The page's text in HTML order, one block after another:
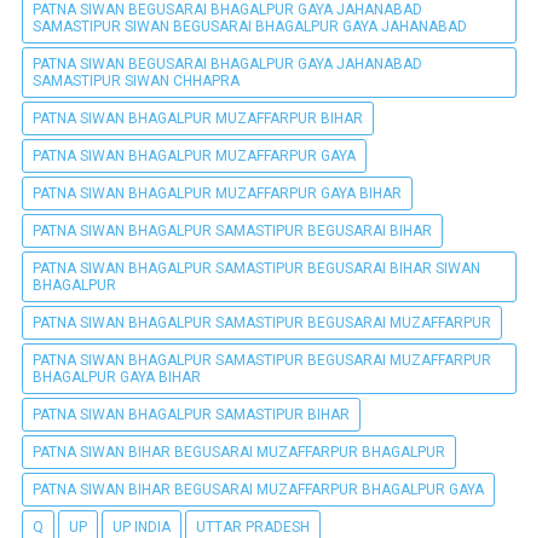
PATNA SIWAN BEGUSARAI BHAGALPUR GAYA JAHANABAD
SAMASTIPUR SIWAN BEGUSARAI BHAGALPUR GAYA JAHANABAD
PATNA SIWAN BEGUSARAI BHAGALPUR GAYA JAHANABAD
SAMASTIPUR SIWAN CHHAPRA
PATNA SIWAN BHAGALPUR MUZAFFARPUR BIHAR
PATNA SIWAN BHAGALPUR MUZAFFARPUR GAYA
PATNA SIWAN BHAGALPUR MUZAFFARPUR GAYA BIHAR
PATNA SIWAN BHAGALPUR SAMASTIPUR BEGUSARAI BIHAR
PATNA SIWAN BHAGALPUR SAMASTIPUR BEGUSARAI BIHAR SIWAN
BHAGALPUR
PATNA SIWAN BHAGALPUR SAMASTIPUR BEGUSARAI MUZAFFARPUR
PATNA SIWAN BHAGALPUR SAMASTIPUR BEGUSARAI MUZAFFARPUR
BHAGALPUR GAYA BIHAR
PATNA SIWAN BHAGALPUR SAMASTIPUR BIHAR
PATNA SIWAN BIHAR BEGUSARAI MUZAFFARPUR BHAGALPUR
PATNA SIWAN BIHAR BEGUSARAI MUZAFFARPUR BHAGALPUR GAYA
Q UP UP INDIA UTTAR PRADESH